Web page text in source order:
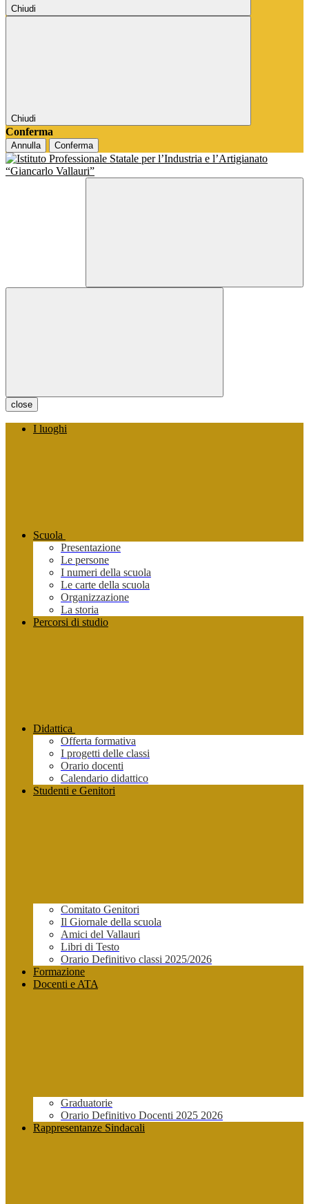
Chiudi
Chiudi
Conferma
Annulla Conferma
close
I luoghi
Scuola
Presentazione
Le persone
I numeri della scuola
Le carte della scuola
Organizzazione
La storia
Percorsi di studio
Didattica
Offerta formativa
I progetti delle classi
Orario docenti
Calendario didattico
Studenti e Genitori
Comitato Genitori
Il Giornale della scuola
Amici del Vallauri
Libri di Testo
Orario Definitivo classi 2025/2026
Formazione
Docenti e ATA
Graduatorie
Orario Definitivo Docenti 2025 2026
Rappresentanze Sindacali